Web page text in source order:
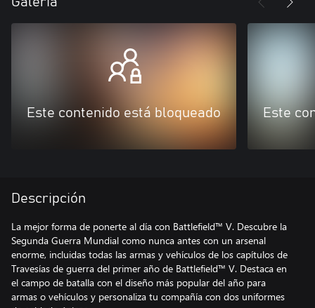
Este contenido está bloqueado Este
Descripción
La mejor forma de ponerte al día con Battlefield™ V. Descubre la
Segunda Guerra Mundial como nunca antes con un arsenal
enorme, incluidas todas las armas y vehículos de los capítulos de
Travesías de guerra del primer año de Battlefield™ V. Destaca en
el campo de batalla con el diseño más popular del año para
armas o vehículos y personaliza tu compañía con dos uniformes